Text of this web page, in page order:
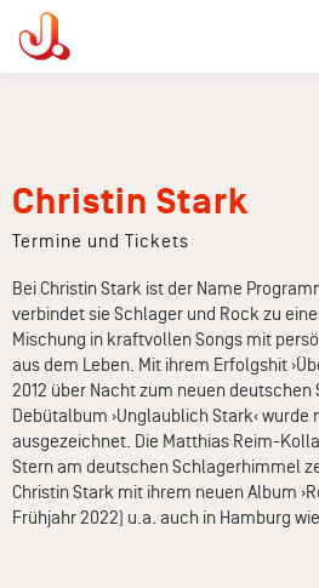
Christin Stark
Termine und Tickets
Bei Christin Stark ist der Name
verbindet sie Schlager und Rock zu
Mischung in kraftvollen Songs mit
aus dem Leben. Mit ihrem Erfolgshit
2012 über Nacht zum neuen deutschen
Debütalbum ›Unglaublich Stark‹
ausgezeichnet. Die Matthias Reim-
Stern am deutschen Schlagerhimmel
Christin Stark mit ihrem neuen Album
Frühjahr 2022) u.a. auch in Hamburg